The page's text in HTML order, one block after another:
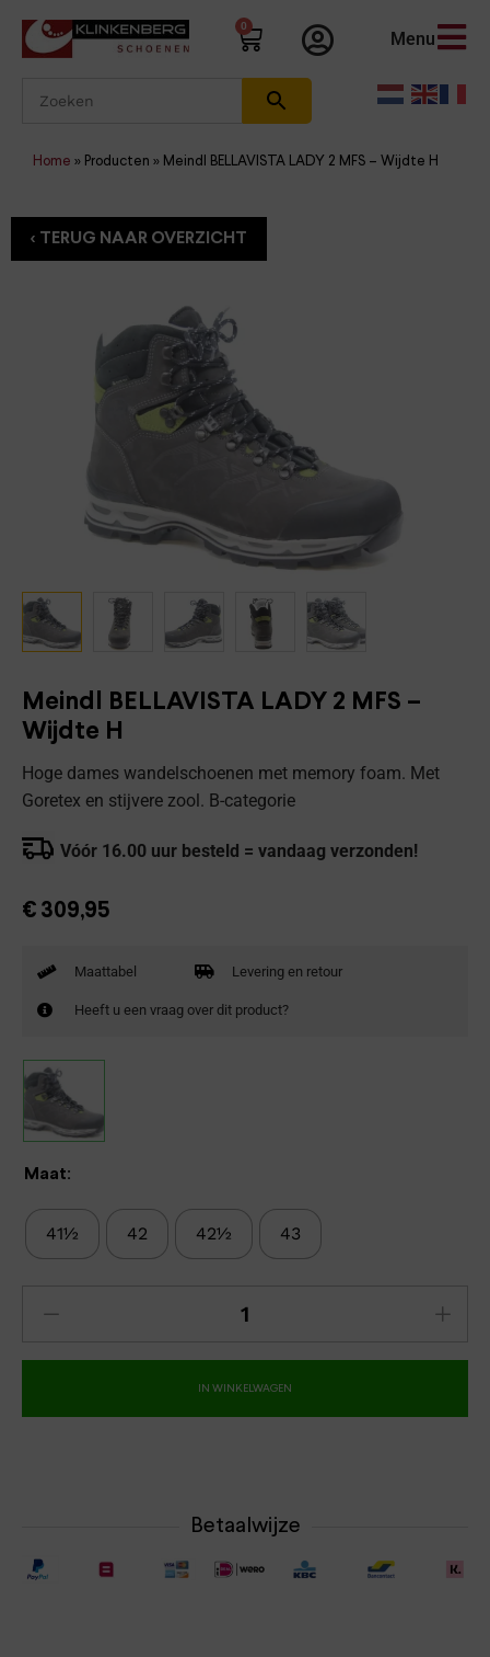
0
Menu
Home » Producten » Meindl BELLAVISTA LADY 2 MFS – Wijdte H
Meindl BELLAVISTA LADY 2 MFS –
Wijdte H
Hoge dames wandelschoenen met memory foam. Met
Goretex en stijvere zool. B-categorie
Vóór 16.00 uur besteld = vandaag verzonden!
€ 309,95
Maattabel Levering en retour
Heeft u een vraag over dit product?
Maat:
41½ 42 42½ 43
IN WINKELWAGEN
Betaalwijze